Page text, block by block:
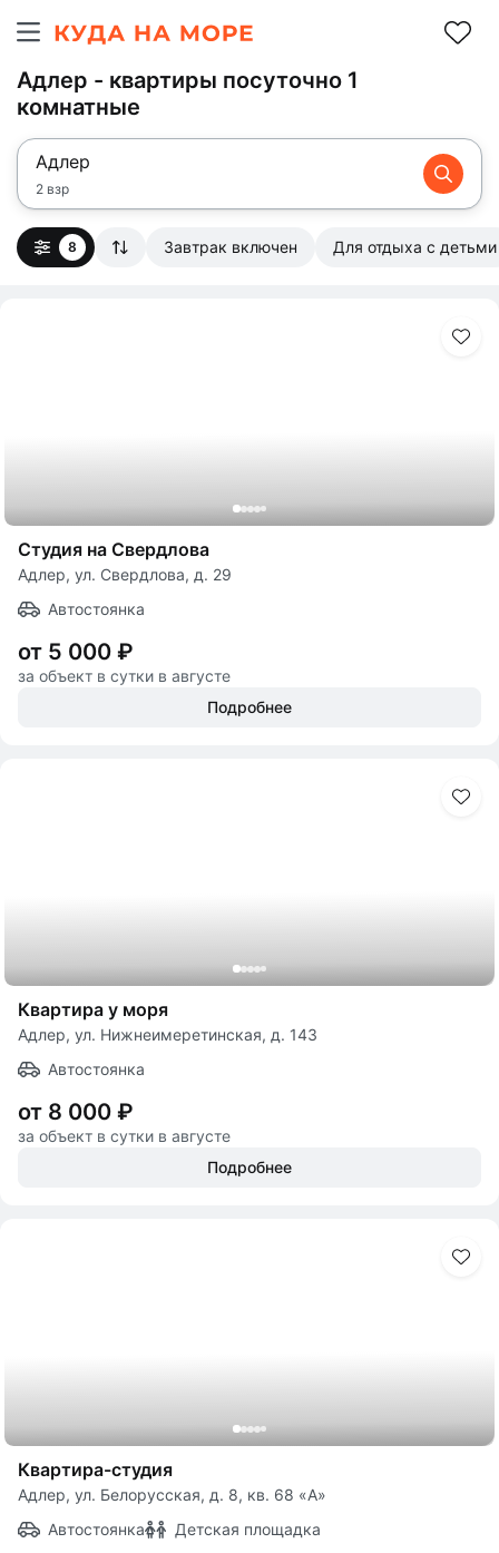
Адлер - квартиры посуточно 1
комнатные
Адлер
2 взр
8 Завтрак включен Для отдыха с детьми
Студия на Свердлова
Адлер, ул. Свердлова, д. 29
Автостоянка
от 5 000 ₽
за объект в сутки в августе
Подробнее
Квартира у моря
Адлер, ул. Нижнеимеретинская, д. 143
Автостоянка
от 8 000 ₽
за объект в сутки в августе
Подробнее
Квартира-студия
Адлер, ул. Белорусская, д. 8, кв. 68 «А»
Автостоянка
Детская площадка